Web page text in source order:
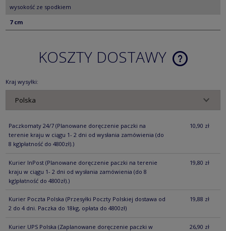
wysokość ze spodkiem
7 cm
KOSZTY DOSTAWY
CENA NIE
Kraj wysyłki:
Paczkomaty 24/7 (Planowane doręczenie paczki na
terenie kraju w ciągu 1- 2 dni od wysłania zamówienia (do
8 kg)płatność do 4800zł).)
10,90 zł
Kurier InPost (Planowane doręczenie paczki na terenie
kraju w ciągu 1- 2 dni od wysłania zamówienia (do 8
kg)płatność do 4800zł).)
19,80 zł
Kurier Poczta Polska (Przesyłki Poczty Polskiej dostawa od
2 do 4 dni. Paczka do 18kg, opłata do 4800zł)
19,88 zł
Kurier UPS Polska (Zaplanowane doręczenie paczki w
26,90 zł